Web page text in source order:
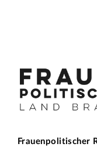
Frauenpolitischer